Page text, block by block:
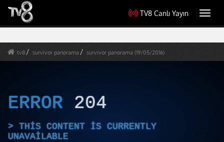
TV8 Canlı Yayın
tv8 survivor panorama survivor panorama (19/05/2016)
ERROR 204
THIS CONTENT IS CURRENTLY
UNAVAILABLE